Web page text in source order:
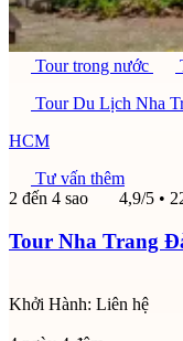
Tour trong nước
Tour Du Lịch Nha
HCM
Tư vấn thêm
2 đến 4 sao
4,9/5 •
Tour Nha Trang
Khởi Hành: Liên hệ